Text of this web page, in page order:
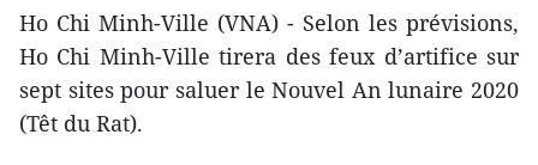
Ho Chi Minh-Ville (VNA) - Selon les prévisions,
Ho Chi Minh-Ville tirera des feux d’artifice sur
sept sites pour saluer le Nouvel An lunaire 2020
(Têt du Rat).